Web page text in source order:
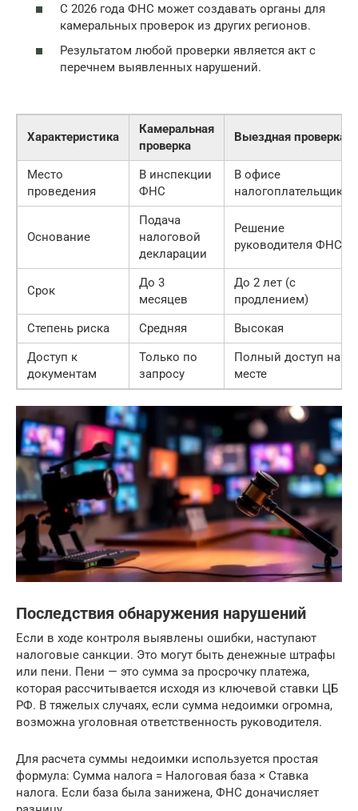
С 2026 года ФНС может создавать органы для
камеральных проверок из других регионов.
Результатом любой проверки является акт с
перечнем выявленных нарушений.
Характеристика
Камеральная
проверка
Выездная проверка
Место
проведения
В инспекции
ФНС
В офисе
налогоплательщика
Основание
Подача
налоговой
декларации
Решение
руководителя ФНС
Срок
До 3
месяцев
До 2 лет (с
продлением)
Степень риска
Средняя
Высокая
Доступ к
документам
Только по
запросу
Полный доступ на
месте
Последствия обнаружения нарушений
Если в ходе контроля выявлены ошибки, наступают
налоговые санкции. Это могут быть денежные штрафы
или пени. Пени — это сумма за просрочку платежа,
которая рассчитывается исходя из ключевой ставки ЦБ
РФ. В тяжелых случаях, если сумма недоимки огромна,
возможна уголовная ответственность руководителя.
Для расчета суммы недоимки используется простая
формула: Сумма налога = Налоговая база × Ставка
налога. Если база была занижена, ФНС доначисляет